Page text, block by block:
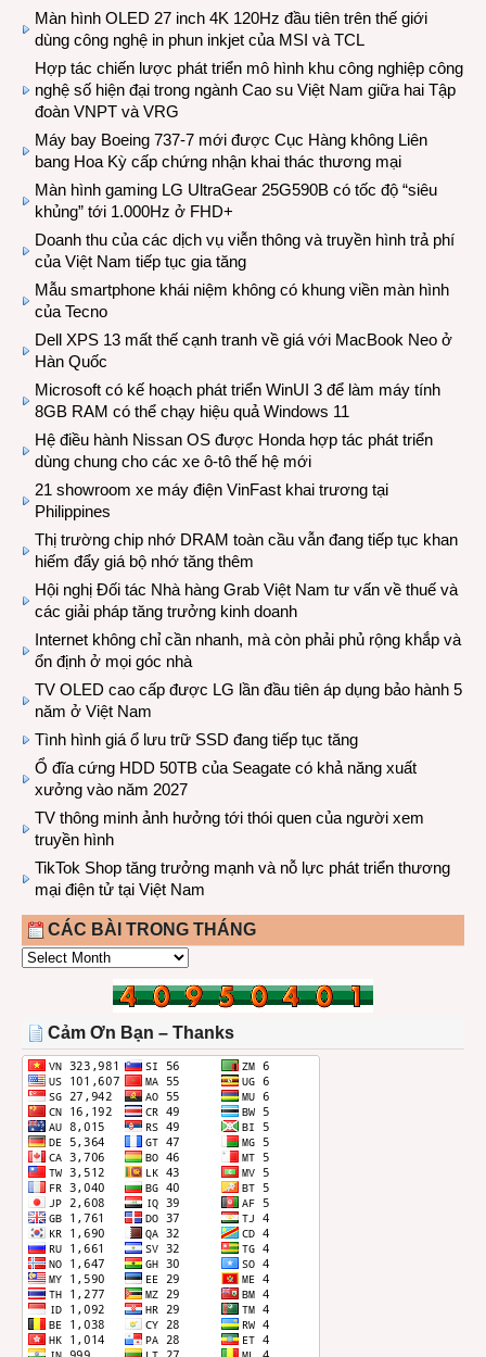
Màn hình OLED 27 inch 4K 120Hz đầu tiên trên thế giới
dùng công nghệ in phun inkjet của MSI và TCL
Hợp tác chiến lược phát triển mô hình khu công nghiệp công
nghệ số hiện đại trong ngành Cao su Việt Nam giữa hai Tập
đoàn VNPT và VRG
Máy bay Boeing 737-7 mới được Cục Hàng không Liên
bang Hoa Kỳ cấp chứng nhận khai thác thương mại
Màn hình gaming LG UltraGear 25G590B có tốc độ “siêu
khủng” tới 1.000Hz ở FHD+
Doanh thu của các dịch vụ viễn thông và truyền hình trả phí
của Việt Nam tiếp tục gia tăng
Mẫu smartphone khái niệm không có khung viền màn hình
của Tecno
Dell XPS 13 mất thế cạnh tranh về giá với MacBook Neo ở
Hàn Quốc
Microsoft có kế hoạch phát triển WinUI 3 để làm máy tính
8GB RAM có thể chạy hiệu quả Windows 11
Hệ điều hành Nissan OS được Honda hợp tác phát triển
dùng chung cho các xe ô-tô thế hệ mới
21 showroom xe máy điện VinFast khai trương tại
Philippines
Thị trường chip nhớ DRAM toàn cầu vẫn đang tiếp tục khan
hiếm đẩy giá bộ nhớ tăng thêm
Hội nghị Đối tác Nhà hàng Grab Việt Nam tư vấn về thuế và
các giải pháp tăng trưởng kinh doanh
Internet không chỉ cần nhanh, mà còn phải phủ rộng khắp và
ổn định ở mọi góc nhà
TV OLED cao cấp được LG lần đầu tiên áp dụng bảo hành 5
năm ở Việt Nam
Tình hình giá ổ lưu trữ SSD đang tiếp tục tăng
Ổ đĩa cứng HDD 50TB của Seagate có khả năng xuất
xưởng vào năm 2027
TV thông minh ảnh hưởng tới thói quen của người xem
truyền hình
TikTok Shop tăng trưởng mạnh và nỗ lực phát triển thương
mại điện tử tại Việt Nam
CÁC BÀI TRONG THÁNG
CÁC
THÁNG
Cảm Ơn Bạn – Thanks